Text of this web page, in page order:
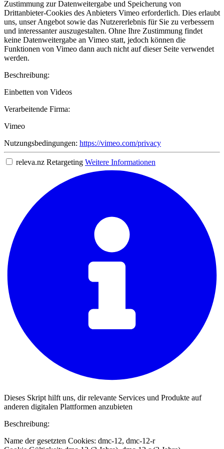
Zustimmung zur Datenweitergabe und Speicherung von
Drittanbieter-Cookies des Anbieters Vimeo erforderlich. Dies erlaubt
uns, unser Angebot sowie das Nutzererlebnis für Sie zu verbessern
und interessanter auszugestalten. Ohne Ihre Zustimmung findet
keine Datenweitergabe an Vimeo statt, jedoch können die
Funktionen von Vimeo dann auch nicht auf dieser Seite verwendet
werden.
Beschreibung:
Einbetten von Videos
Verarbeitende Firma:
Vimeo
Nutzungsbedingungen: https://vimeo.com/privacy
releva.nz Retargeting Weitere Informationen
Dieses Skript hilft uns, dir relevante Services und Produkte auf
anderen digitalen Plattformen anzubieten
Beschreibung:
Name der gesetzten Cookies: dmc-12, dmc-12-r